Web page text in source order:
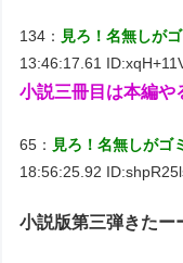
134： 見ろ！名無しが
13:46:17.61
小説三冊目は本編や
65： 見ろ！名無しがゴ
18:56:25.92
小説版第三弾きたー